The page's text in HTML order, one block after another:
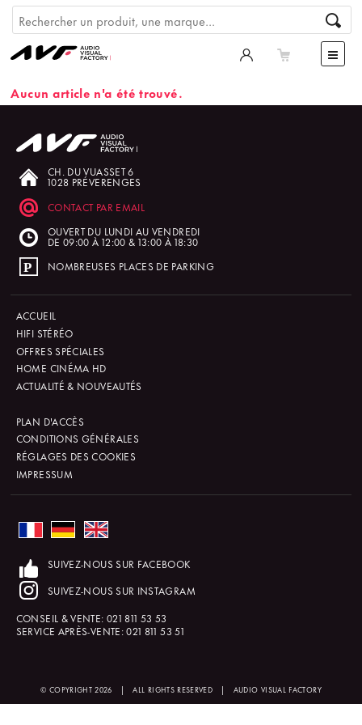
Aucun article n'a été trouvé.
CH. DU VUASSET 6
1028 PRÉVERENGES
CONTACT PAR EMAIL
OUVERT DU LUNDI AU VENDREDI
DE 09:00 À 12:00 & 13:00 À 18:30
NOMBREUSES PLACES DE PARKING
ACCUEIL
HIFI STÉRÉO
OFFRES SPÉCIALES
HOME CINÉMA HD
ACTUALITÉ & NOUVEAUTÉS
PLAN D'ACCÈS
CONDITIONS GÉNÉRALES
RÉGLAGES DES COOKIES
IMPRESSUM
SUIVEZ-NOUS SUR FACEBOOK
SUIVEZ-NOUS SUR INSTAGRAM
CONSEIL & VENTE: 021 811 53 53
SERVICE APRÈS-VENTE:021 811 53 51
© COPYRIGHT 2026 | ALL RIGHTS RESERVED | AUDIO VISUAL FACTORY